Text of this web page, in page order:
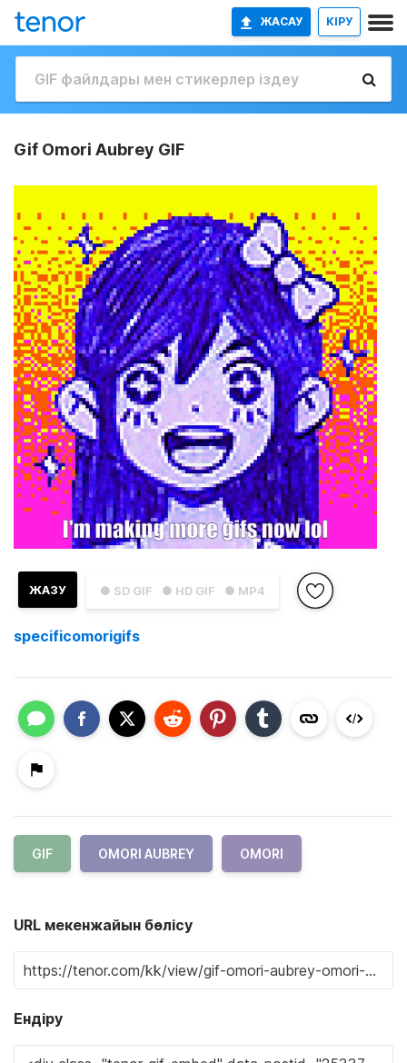
ЖАСАУ КІРУ
Gif Omori Aubrey GIF
● SD GIF ● HD GIF ● MP4
ЖАЗУ
specificomorigifs
GIF OMORI AUBREY OMORI
URL мекенжайын бөлісу
Ендіру